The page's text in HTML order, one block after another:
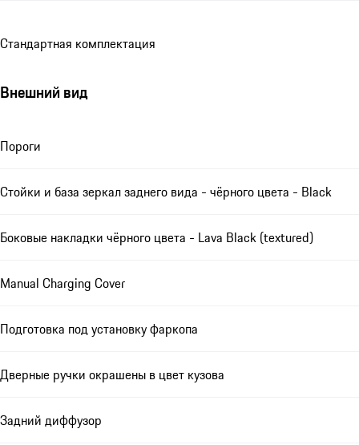
Стандартная комплектация
Внешний вид
Пороги
Стойки и база зеркал заднего вида - чёрного цвета - Black
Боковые накладки чёрного цвета - Lava Black (textured)
Manual Charging Cover
Подготовка под установку фаркопа
Дверные ручки окрашены в цвет кузова
Задний диффузор